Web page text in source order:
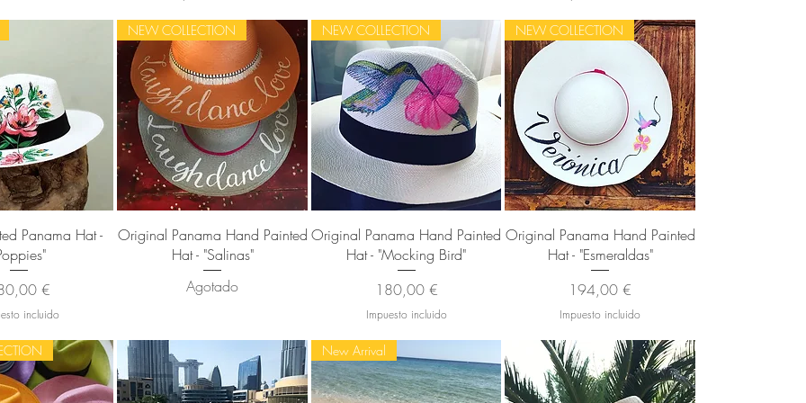
rápida
Panama Hat -
€
incluido
Vista rápida
NEW COLLECTION
Original Panama Hand Painted
Hat - "Salinas"
Agotado
Vista rápida
NEW COLLECTION
Original Panama Hand Painted
Hat - "Mocking Bird"
Precio
180,00 €
Impuesto incluido
Vista rápida
NEW COLLECTION
Original Panama Hand Painted
Hat - "Esmeraldas"
Precio
194,00 €
Impuesto incluido
New Arrival